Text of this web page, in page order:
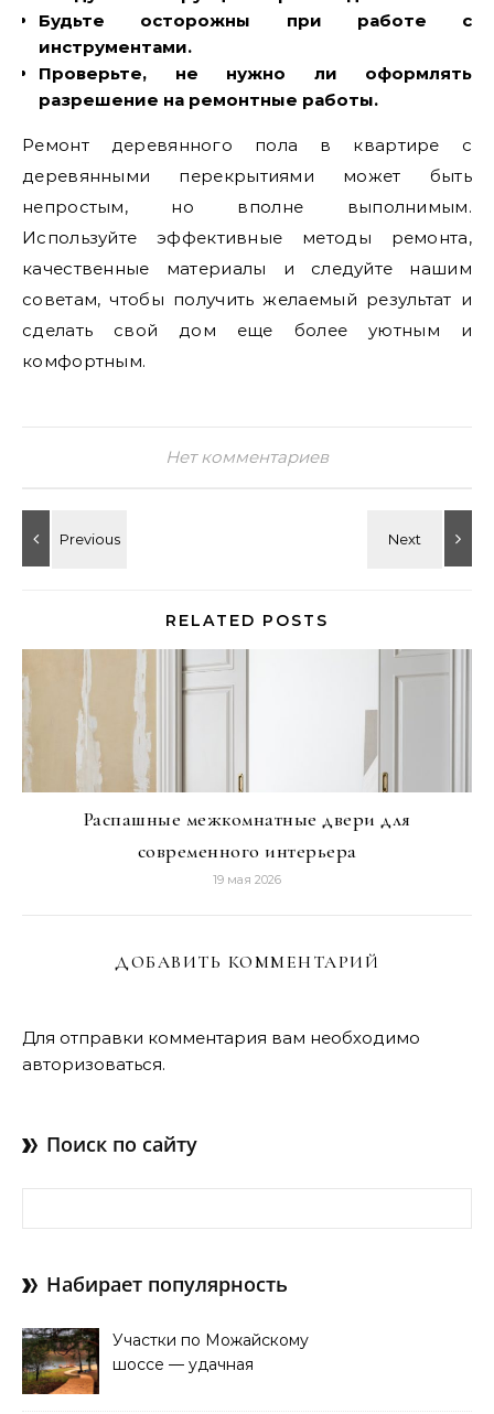
Будьте осторожны при работе с
инструментами.
Проверьте, не нужно ли оформлять
разрешение на ремонтные работы.
Ремонт деревянного пола в квартире с
деревянными перекрытиями может быть
непростым, но вполне выполнимым.
Используйте эффективные методы ремонта,
качественные материалы и следуйте нашим
советам, чтобы получить желаемый результат и
сделать свой дом еще более уютным и
комфортным.
Нет комментариев
RELATED POSTS
Распашные межкомнатные двери для
современного интерьера
19 мая 2026
ДОБАВИТЬ КОММЕНТАРИЙ
Для отправки комментария вам необходимо
авторизоваться.
Поиск по сайту
Набирает популярность
Участки по Можайскому
шоссе — удачная